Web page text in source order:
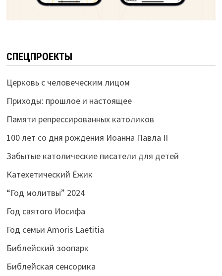
СПЕЦПРОЕКТЫ
Церковь с человеческим лицом
Приходы: прошлое и настоящее
Памяти репрессированных католиков
100 лет со дня рождения Иоанна Павла II
Забытые католические писатели для детей
Катехетический Ёжик
“Год молитвы” 2024
Год святого Иосифа
Год семьи Amoris Laetitia
Библейский зоопарк
Библейская сенсорика